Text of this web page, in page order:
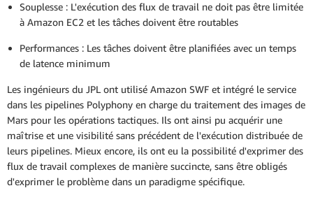
Souplesse : L'exécution des flux de travail ne doit pas être limitée
à Amazon EC2 et les tâches doivent être routables
Performances : Les tâches doivent être planifiées avec un temps
de latence minimum
Les ingénieurs du JPL ont utilisé Amazon SWF et intégré le service
dans les pipelines Polyphony en charge du traitement des images de
Mars pour les opérations tactiques. Ils ont ainsi pu acquérir une
maîtrise et une visibilité sans précédent de l'exécution distribuée de
leurs pipelines. Mieux encore, ils ont eu la possibilité d'exprimer des
flux de travail complexes de manière succincte, sans être obligés
d'exprimer le problème dans un paradigme spécifique.